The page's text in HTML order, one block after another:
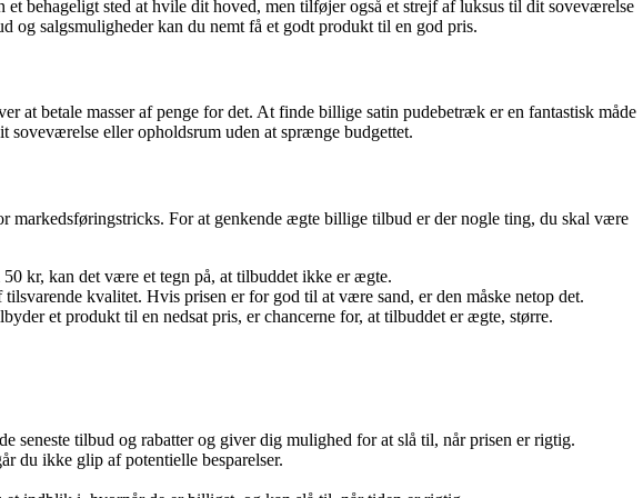
behageligt sted at hvile dit hoved, men tilføjer også et strejf af luksus til dit soveværelse
salgsmuligheder kan du nemt få et godt produkt til en god pris.
betale masser af penge for det. At finde billige satin pudebetræk er en fantastisk måde
eller opholdsrum uden at sprænge budgettet.
For at genkende ægte billige tilbud er der nogle ting, du skal være
kr, kan det være et tegn på, at tilbuddet ikke er ægte.
kvalitet. Hvis prisen er for god til at være sand, er den måske netop det.
et produkt til en nedsat pris, er chancerne for, at tilbuddet er ægte, større.
tilbud og rabatter og giver dig mulighed for at slå til, når prisen er rigtig.
du ikke glip af potentielle besparelser.